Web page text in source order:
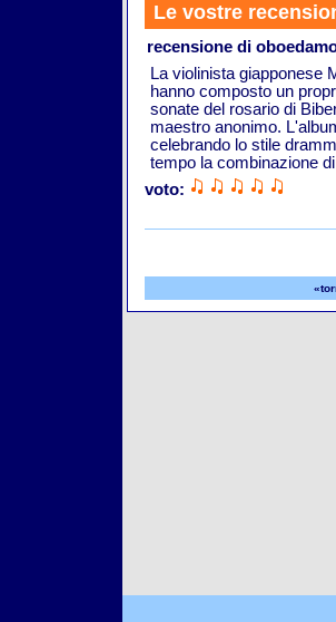
Le vostre
recensione di
La violinista giapponese
hanno composto un
sonate del rosario di
maestro anonimo.
celebrando lo stile
tempo la combinazione
voto: